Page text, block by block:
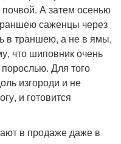
А затем осенью
саженцы через
в траншею, а не в ямы,
что шиповник очень
Для того
изгороди и не
и готовится
в продаже даже в